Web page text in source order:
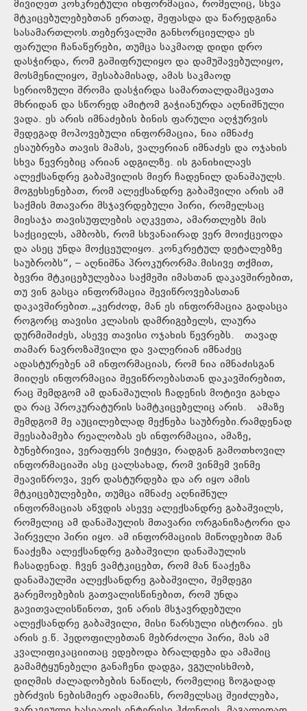
მივიღეთ კონკრეტული ინფორმაცია, რომელიც, სხვა
მტკიცებულებებთან ერთად, შეფასდა და წარედგინა
სასამართლოს.თებერვალში განხორციელდა ეს
ფარული ჩანაწერები, თუმცა საკმაოდ დიდი დრო
დასჭირდა, რომ გაშიფრულიყო და დამუშავებულიყო,
მოსმენილიყო, შესაბამისად, ამას საკმაოდ
სერიოზული შრომა დასჭირდა სამართალდამცავთა
მხრიდან და სწორედ ამიტომ გაჭიანურდა აღნიშნული
ვადა. ეს არის იმნაძების ბინის ფარული აღჭურვის
შედეგად მოპოვებული ინფორმაცია, ნია იმნაძე
ესაუბრება თავის მამას, ვალერიან იმნაძეს და ოჯახის
სხვა წევრებიც არიან ადგილზე. ის განიხილავს
ალექსანდრე გაბაშვილის მიერ ჩადენილ დანაშაულს.
მოგეხსენებათ, რომ ალექსანდრე გაბაშვილი არის ამ
საქმის მთავარი მსჯავრდებული პირი, რომელსაც
მიესაჯა თავისუფლების აღკვეთა, ამართლებს მის
საქციელს, ამბობს, რომ სხვანაირად ვერ მოიქცეოდა
და ასეც უნდა მოქცეულიყო. კონკრეტულ დეტალებზე
საუბრობს“, – აღნიშნა პროკურორმა.მისივე თქმით,
ბევრი მტკიცებულებაა საქმეში იმასთან დაკავშირებით,
თუ ვინ გასცა ინფორმაცია შევიწროვებასთან
დაკავშირებით.„კერძოდ, მან ეს ინფორმაცია გადასცა
როგორც თავისი კლასის დამრიგებელს, ლაურა
დურმიშიძეს, ასევე თავისი ოჯახის წევრებს. თავად
თამარ ნავროზაშვილი და ვალერიან იმნაძეც
ადასტურებენ ამ ინფორმაციას, რომ ნია იმნაძისგან
მიიღეს ინფორმაცია შევიწროებასთან დაკავშირებით,
რაც შემდგომ ამ დანაშაულის ჩადენის მოტივი გახდა
და რაც პროკურატურის სამტკიცებელიც არის. ამაზე
შემდგომ მე აუცილებლად მექნება საუბრები.რამდენად
შეესაბამება რეალობას ეს ინფორმაცია, ამაზე,
ბუნებრივია, ვერაფერს ვიტყვი, რადგან გამოთხოვილ
ინფორმაციაში ასე ცალსახად, რომ ვინმემ ვინმე
შეავიწროვა, ვერ დასტურდება და არ იყო ამის
მტკიცებულებები, თუმცა იმნაძე აღნიშნულ
ინფორმაციას აწვდის ასევე ალექსანდრე გაბაშვილს,
რომელიც ამ დანაშაულის მთავარი ორგანიზატორი და
პირველი პირი იყო. ამ ინფორმაციის მიწოდებით მან
წააქეზა ალექსანდრე გაბაშვილი დანაშაულის
ჩასადენად. ჩვენ ვამტკიცებთ, რომ მან წააქეზა
დანაშაულში ალექსანდრე გაბაშვილი, შემდეგი
გარემოებების გათვალისწინებით, რომ უნდა
გავითვალისწინოთ, ვინ არის მსჯავრდებული
ალექსანდრე გაბაშვილი, მისი წარსული ისტორია. ეს
არის ე.წ. პედოფილებთან მებრძოლი პირი, მას ამ
კვალიფიკაციითაც ედებოდა ბრალდება და ამაშიც
გამამტყუნებელი განაჩენი დადგა, ვგულისხმობ,
დიღმის ძალადობების ნაწილს, რომელიც ზოგადად
ებრძვის ნებისმიერ ადამიანს, რომელსაც შეიძლება,